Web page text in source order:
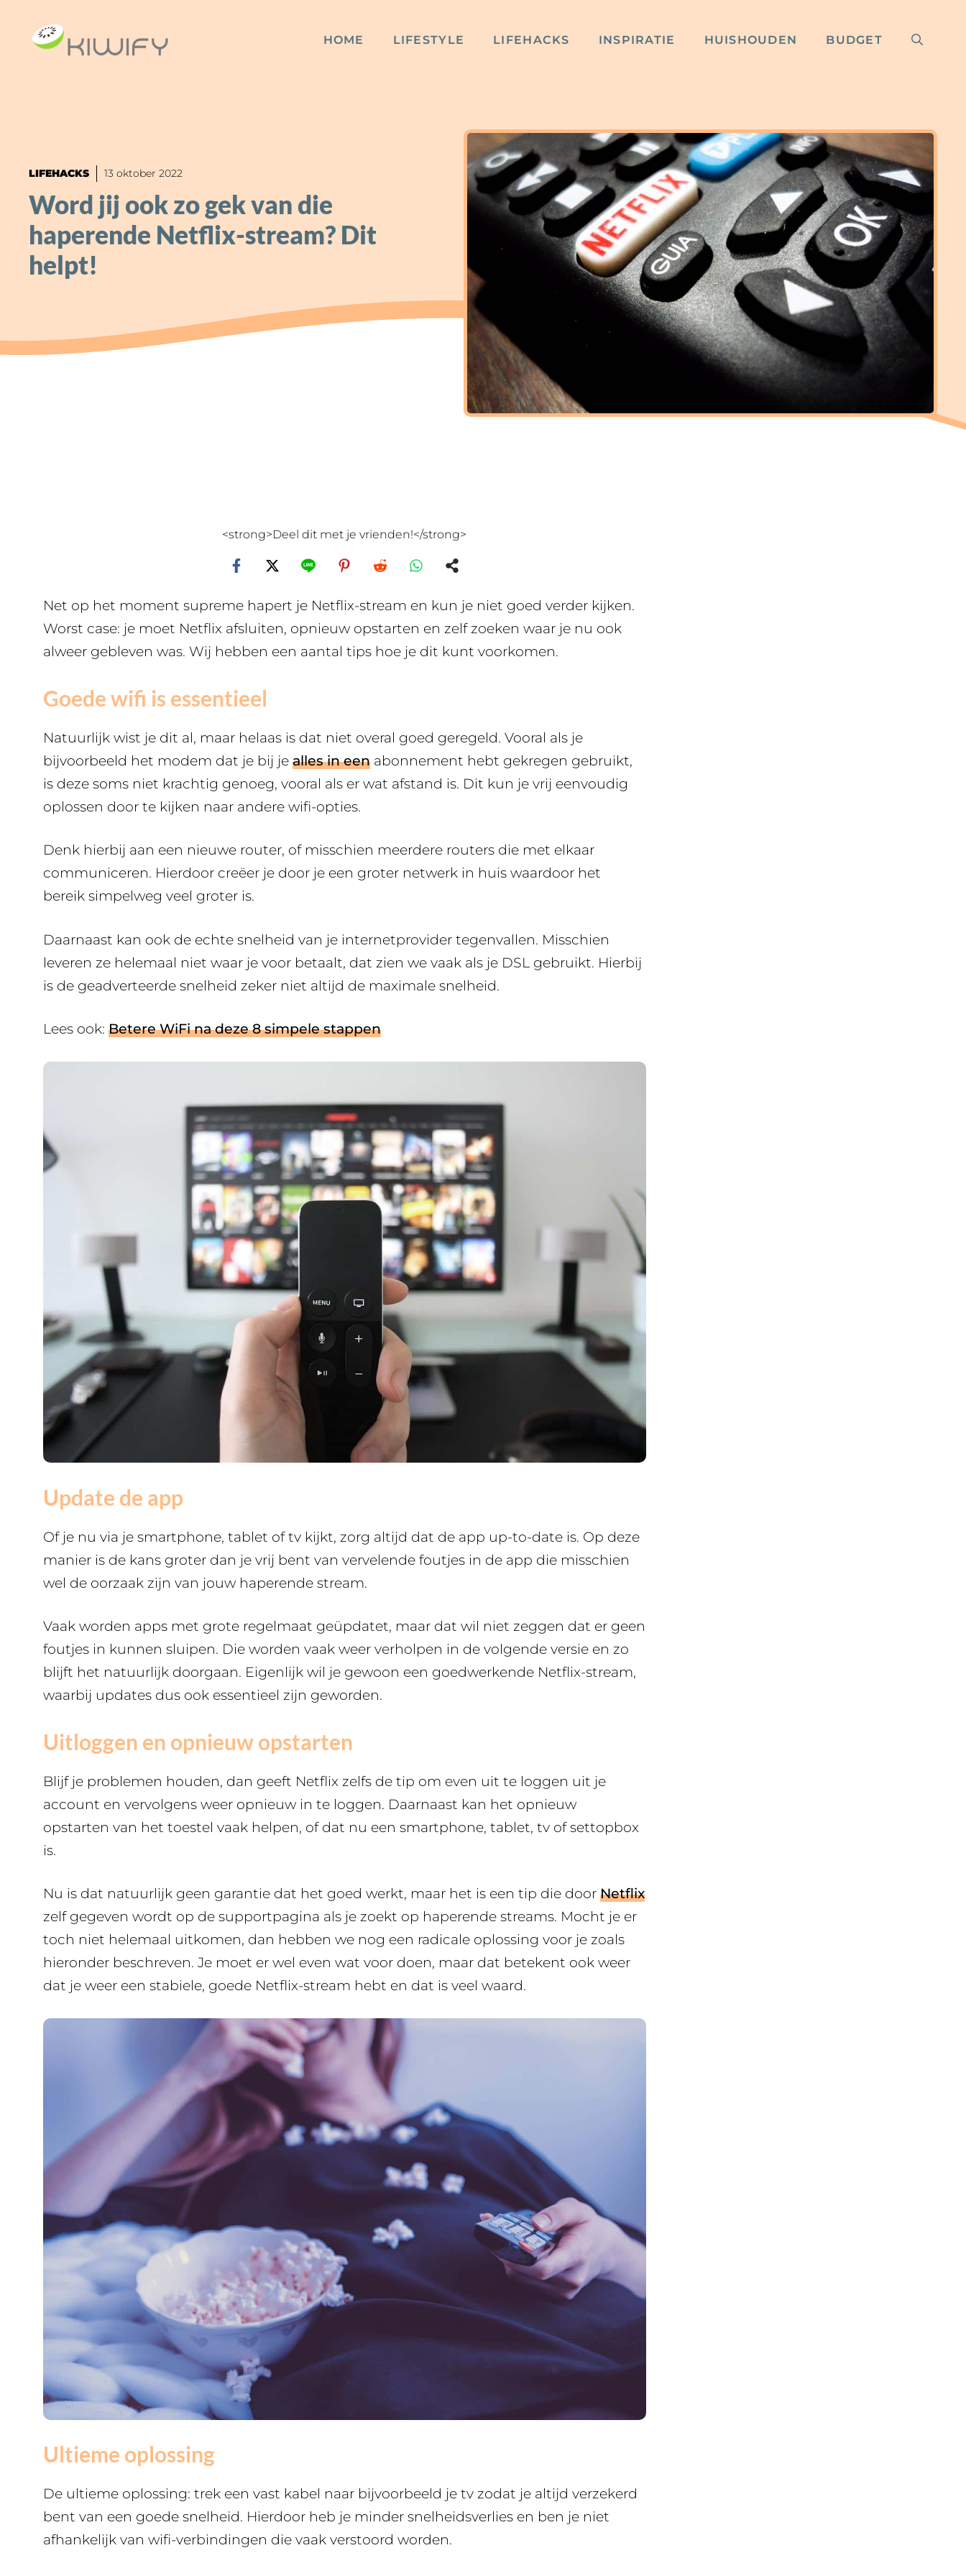
HOME LIFESTYLE LIFEHACKS INSPIRATIE HUISHOUDEN BUDGET
LIFEHACKS 13 oktober 2022
Word jij ook zo gek van die
haperende Netflix-stream? Dit
helpt!
<strong>Deel dit met je vrienden!</strong>
Net op het moment supreme hapert je Netflix-stream en kun je niet goed verder kijken.
Worst case: je moet Netflix afsluiten, opnieuw opstarten en zelf zoeken waar je nu ook
alweer gebleven was. Wij hebben een aantal tips hoe je dit kunt voorkomen.
Goede wifi is essentieel
Natuurlijk wist je dit al, maar helaas is dat niet overal goed geregeld. Vooral als je
bijvoorbeeld het modem dat je bij je alles in een abonnement hebt gekregen gebruikt,
is deze soms niet krachtig genoeg, vooral als er wat afstand is. Dit kun je vrij eenvoudig
oplossen door te kijken naar andere wifi-opties.
Denk hierbij aan een nieuwe router, of misschien meerdere routers die met elkaar
communiceren. Hierdoor creëer je door je een groter netwerk in huis waardoor het
bereik simpelweg veel groter is.
Daarnaast kan ook de echte snelheid van je internetprovider tegenvallen. Misschien
leveren ze helemaal niet waar je voor betaalt, dat zien we vaak als je DSL gebruikt. Hierbij
is de geadverteerde snelheid zeker niet altijd de maximale snelheid.
Lees ook: Betere WiFi na deze 8 simpele stappen
Update de app
Of je nu via je smartphone, tablet of tv kijkt, zorg altijd dat de app up-to-date is. Op deze
manier is de kans groter dan je vrij bent van vervelende foutjes in de app die misschien
wel de oorzaak zijn van jouw haperende stream.
Vaak worden apps met grote regelmaat geüpdatet, maar dat wil niet zeggen dat er geen
foutjes in kunnen sluipen. Die worden vaak weer verholpen in de volgende versie en zo
blijft het natuurlijk doorgaan. Eigenlijk wil je gewoon een goedwerkende Netflix-stream,
waarbij updates dus ook essentieel zijn geworden.
Uitloggen en opnieuw opstarten
Blijf je problemen houden, dan geeft Netflix zelfs de tip om even uit te loggen uit je
account en vervolgens weer opnieuw in te loggen. Daarnaast kan het opnieuw
opstarten van het toestel vaak helpen, of dat nu een smartphone, tablet, tv of settopbox
is.
Nu is dat natuurlijk geen garantie dat het goed werkt, maar het is een tip die door Netflix
zelf gegeven wordt op de supportpagina als je zoekt op haperende streams. Mocht je er
toch niet helemaal uitkomen, dan hebben we nog een radicale oplossing voor je zoals
hieronder beschreven. Je moet er wel even wat voor doen, maar dat betekent ook weer
dat je weer een stabiele, goede Netflix-stream hebt en dat is veel waard.
Ultieme oplossing
De ultieme oplossing: trek een vast kabel naar bijvoorbeeld je tv zodat je altijd verzekerd
bent van een goede snelheid. Hierdoor heb je minder snelheidsverlies en ben je niet
afhankelijk van wifi-verbindingen die vaak verstoord worden.